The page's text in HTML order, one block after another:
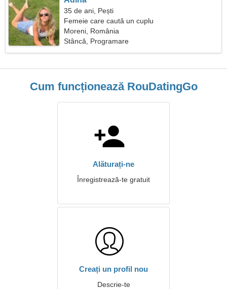
35 de ani, Pești
Femeie care caută un cuplu
Moreni, România
Stâncă, Programare
Cum funcționează RouDatingGo
Alăturați-ne
Înregistrează-te gratuit
Creați un profil nou
Descrie-te